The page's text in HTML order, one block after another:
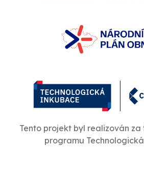
Tento projekt byl realizován
programu